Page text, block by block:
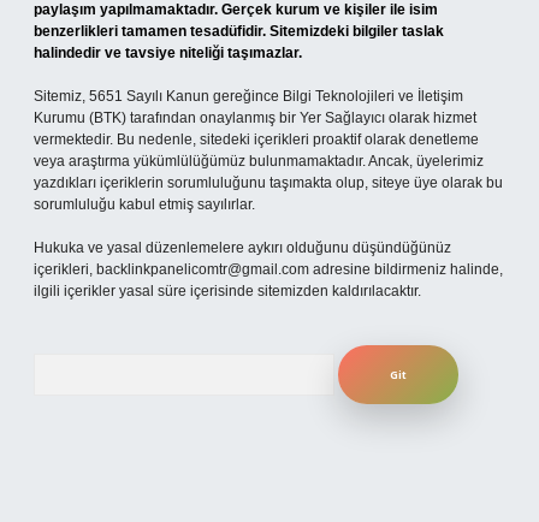
paylaşım yapılmamaktadır. Gerçek kurum ve kişiler ile isim
benzerlikleri tamamen tesadüfidir. Sitemizdeki bilgiler taslak
halindedir ve tavsiye niteliği taşımazlar.
Sitemiz, 5651 Sayılı Kanun gereğince Bilgi Teknolojileri ve İletişim
Kurumu (BTK) tarafından onaylanmış bir Yer Sağlayıcı olarak hizmet
vermektedir. Bu nedenle, sitedeki içerikleri proaktif olarak denetleme
veya araştırma yükümlülüğümüz bulunmamaktadır. Ancak, üyelerimiz
yazdıkları içeriklerin sorumluluğunu taşımakta olup, siteye üye olarak bu
sorumluluğu kabul etmiş sayılırlar.
Hukuka ve yasal düzenlemelere aykırı olduğunu düşündüğünüz
içerikleri, backlinkpanelicomtr@gmail.com adresine bildirmeniz halinde,
ilgili içerikler yasal süre içerisinde sitemizden kaldırılacaktır.